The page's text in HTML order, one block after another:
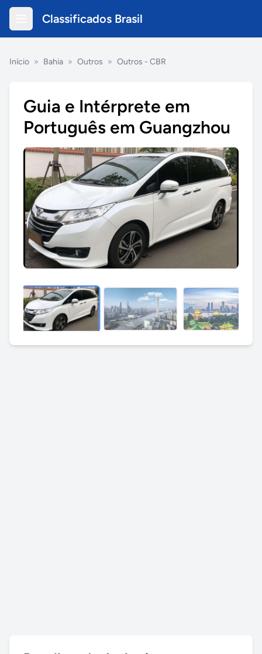
Classificados Brasil
Início » Bahia » Outros » Outros - CBR
Guia e Intérprete em
Português em Guangzhou